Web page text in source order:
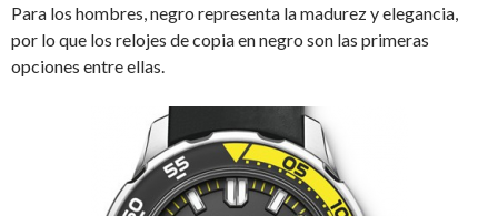
Para los hombres, negro representa la madurez y elegancia,
por lo que los relojes de copia en negro son las primeras
opciones entre ellas.